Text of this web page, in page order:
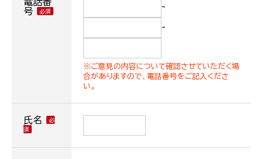
号
-
-
※ご意見の内容について確認させていただく場
合がありますので、電話番号をご記入くださ
い。
氏名